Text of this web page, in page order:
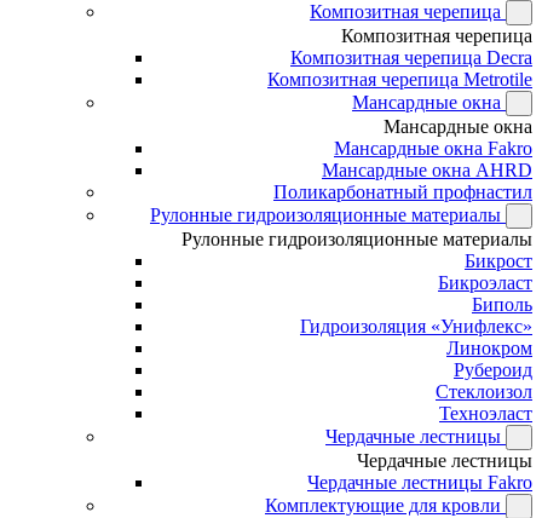
Композитная черепица
Композитная черепица
Композитная черепица Decra
Композитная черепица Metrotile
Мансардные окна
Мансардные окна
Мансардные окна Fakro
Мансардные окна AHRD
Поликарбонатный профнастил
Рулонные гидроизоляционные материалы
Рулонные гидроизоляционные материалы
Бикрост
Бикроэласт
Биполь
Гидроизоляция «Унифлекс»
Линокром
Рубероид
Стеклоизол
Техноэласт
Чердачные лестницы
Чердачные лестницы
Чердачные лестницы Fakro
Комплектующие для кровли